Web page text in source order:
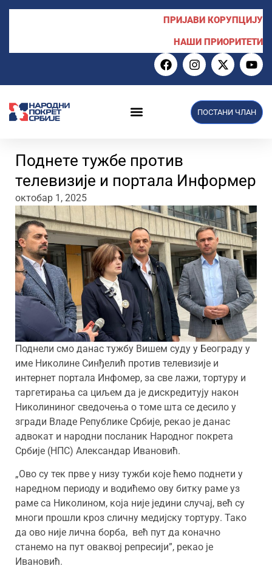
ПРИЈАВИ КОРУПЦИЈУ
НАШИ ПРИОРИТЕТИ
ПОСТАНИ ЧЛАН
Поднете тужбе против
телевизије и портала Информер
октобар 1, 2025
Поднели смо данас тужбу Вишем суду у Београду у
име Николине Синђелић против телевизије и
интернет портала Инфомер, за све лажи, тортуру и
таргетирања са циљем да је дискредитују након
Николининог сведочења о томе шта се десило у
згради Владе Републике Србије, рекао је данас
адвокат и народни посланик Народног покрета
Србије (НПС) Александар Ивановић.
„Ово су тек прве у низу тужби које ћемо поднети у
наредном периоду и водићемо ову битку раме уз
раме са Николином, која није једини случај, већ су
многи прошли кроз сличну медијску тортуру. Тако
да ово није лична борба, већ пут да коначно
станемо на пут оваквој репресији”, рекао је
Ивановић.